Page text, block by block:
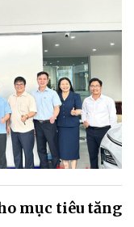
mục tiêu tăng